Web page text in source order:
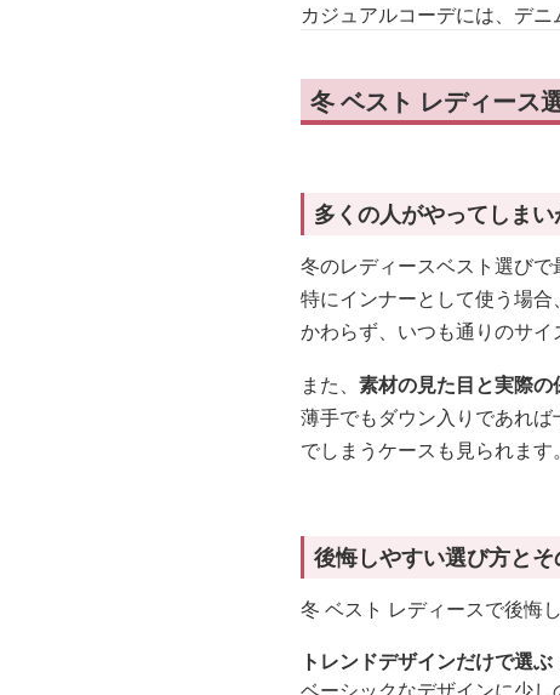
カジュアルコーデには、デ
冬 ベスト レディース
多くの人がやってしま
冬のレディースベスト選びで
特にインナーとして使う場
かわらず、いつも通りのサイ
また、 素材の見た目と実際
薄手でもダウン入りであれ
でしまうケースも見られます。
後悔しやすい選び方とそ
冬 ベスト レディースで後悔
トレンドデザインだけで選ぶ